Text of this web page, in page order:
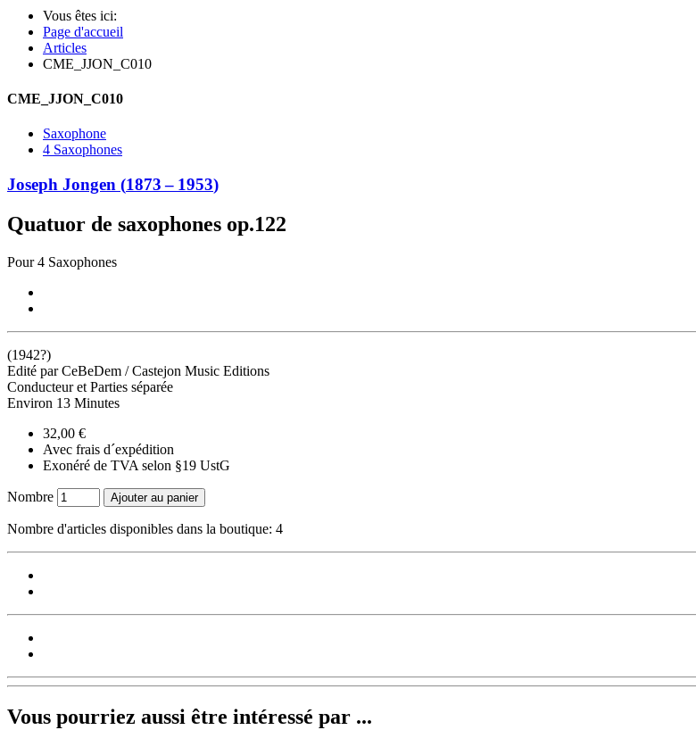
Vous êtes ici:
Page d'accueil
Articles
CME_JJON_C010
CME_JJON_C010
Saxophone
4 Saxophones
Joseph Jongen (1873– 1953)
Quatuor de saxophones op.122
Pour 4 Saxophones
(1942?)
Edité par CeBeDem / Castejon Music Editions
Conducteur et Parties séparée
Environ 13 Minutes
32,00 €
Avec frais d´expédition
Exonéré de TVA selon §19 UstG
Nombre Ajouter au panier
Nombre d'articles disponibles dans la boutique: 4
Vous pourriez aussi être intéressé par ...